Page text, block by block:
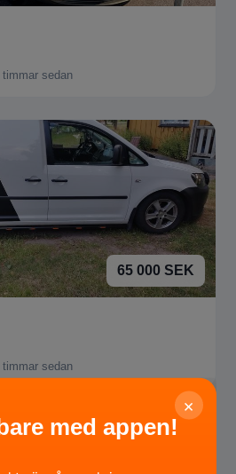
timmar sedan
65 000 SEK
timmar sedan
×
med appen!